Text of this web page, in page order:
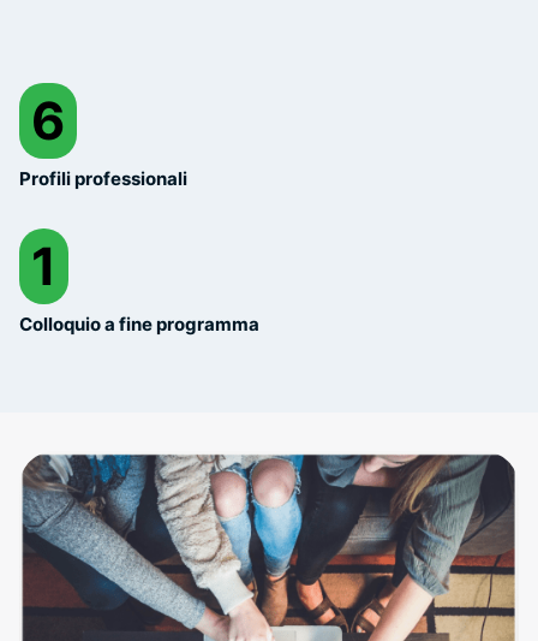
6
Profili professionali
1
Colloquio a fine programma